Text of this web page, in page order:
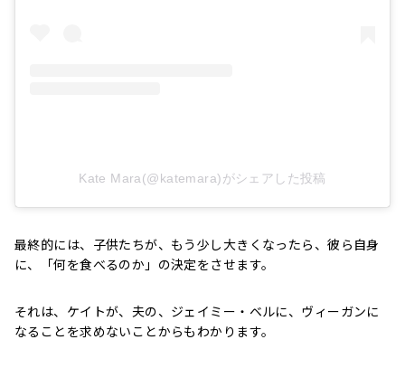
Kate Mara(@katemara)がシェアした投稿
最終的には、子供たちが、もう少し大きくなったら、彼ら自身
に、「何を食べるのか」の決定をさせます。
それは、ケイトが、夫の、ジェイミー・ベルに、ヴィーガンに
なることを求めないことからもわかります。